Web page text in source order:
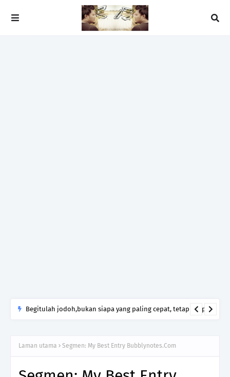
Begitulah jodoh,bukan siapa yang paling cepat, tetapi siapa
Laman utama Segmen: My Best Entry Bubblynotes.Com